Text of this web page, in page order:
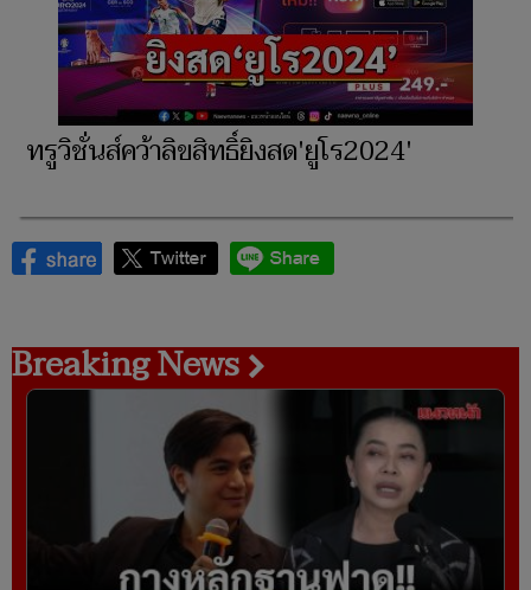
ทรูวิชั่นส์คว้าลิขสิทธิ์ยิงสด'ยูโร2024'
Breaking News